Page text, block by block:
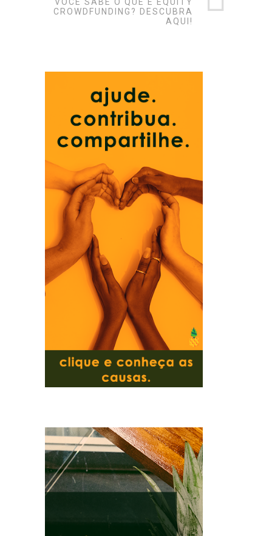
VOCÊ SABE O QUE É EQUITY
CROWDFUNDING? DESCUBRA
AQUI!